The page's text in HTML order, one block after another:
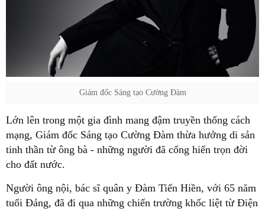
Giám đốc Sáng tạo Cường Đàm
Lớn lên trong một gia đình mang đậm truyền thống cách
mạng, Giám đốc Sáng tạo Cường Đàm thừa hưởng di sản
tinh thần từ ông bà - những người đã cống hiến trọn đời
cho đất nước.
Người ông nội, bác sĩ quân y Đàm Tiến Hiền, với 65 năm
tuổi Đảng, đã đi qua những chiến trường khốc liệt từ Điện